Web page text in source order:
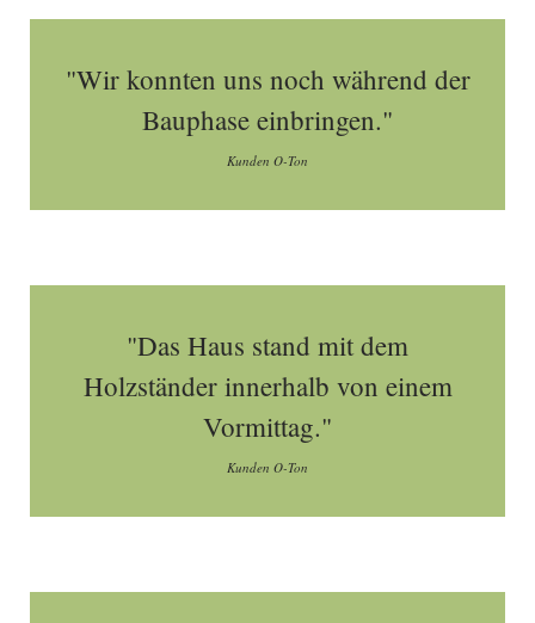
"Wir konnten uns noch während der
Bauphase einbringen."
Kunden O-Ton
"Das Haus stand mit dem
Holzständer innerhalb von einem
Vormittag."
Kunden O-Ton